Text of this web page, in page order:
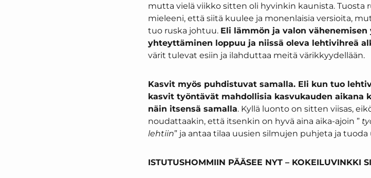
mutta vielä viikko sitten oli hyvinkin kaunista. Tuosta
mieleeni, että siitä kuulee ja monenlaisia versioita,
tuo ruska johtuu. Eli lämmön ja valon
yhteyttäminen loppuu ja niissä oleva lehtivihreä
värit tulevat esiin ja ilahduttaa meitä värikkyydellään.
Kasvit myös puhdistuvat samalla. Eli kun tuo
kasvit työntävät mahdollisia kasvukauden
näin itsensä samalla. Kyllä luonto on sitten viisas,
noudattaakin, että itsenkin on hyvä aina aika-ajoin ”
lehtiin” ja antaa tilaa uusien silmujen puhjeta ja
ISTUTUSHOMMIIN PÄÄSEE NYT – KOKEILUVINKKI